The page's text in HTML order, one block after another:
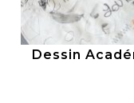
Dessin